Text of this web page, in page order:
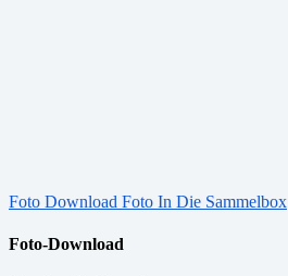
Foto Download Foto In Die Sammelbox
Foto-Download